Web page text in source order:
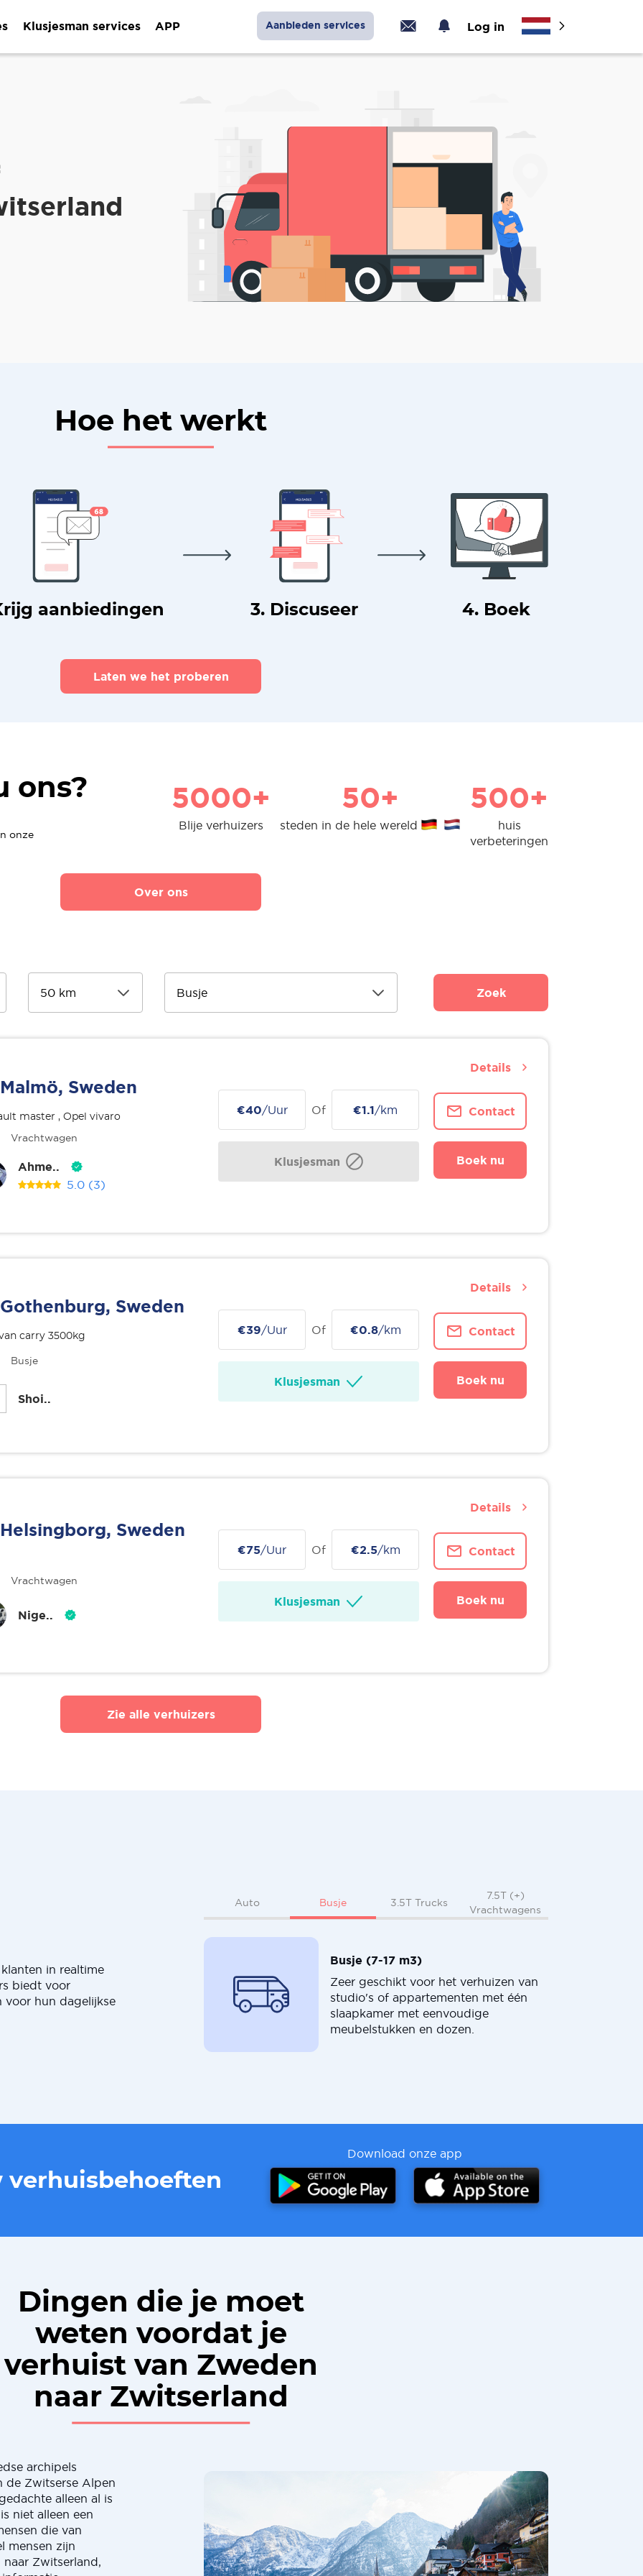
Klusjesman services APP Aanbieden services Log in
Hoe het werkt
aanbiedingen 3. Discuseer 4. Boek
Laten we het proberen
ons?
onze
5000+
Blije verhuizers
50+
steden in de hele wereld
500+
huis
verbeteringen
Over ons
Zoek
Malmö, Sweden
master , Opel vivaro
Vrachtwagen
Ahme..
5.0 (3)
€40/Uur Of €1.1/km
Klusjesman
Contact
Boek nu
Details
Gothenburg, Sweden
carry 3500kg
Busje
Shoi..
€39/Uur Of €0.8/km
Klusjesman
Contact
Boek nu
Details
Helsingborg, Sweden
Vrachtwagen
Nige..
€75/Uur Of €2.5/km
Klusjesman
Contact
Boek nu
Details
Zie alle verhuizers
in realtime
biedt voor
voor hun dagelijkse
Auto Busje 3.5T Trucks
7.5T (+)
Vrachtwagens
Busje (7-17 m3)
Zeer geschikt voor het verhuizen van
studio's of appartementen met één
slaapkamer met eenvoudige
meubelstukken en dozen.
verhuisbehoeften
Download onze app
Dingen die je moet
weten voordat je
verhuist van Zweden
naar Zwitserland
archipels
de Zwitserse Alpen
alleen al is
niet alleen een
die van
mensen zijn
Zwitserland,